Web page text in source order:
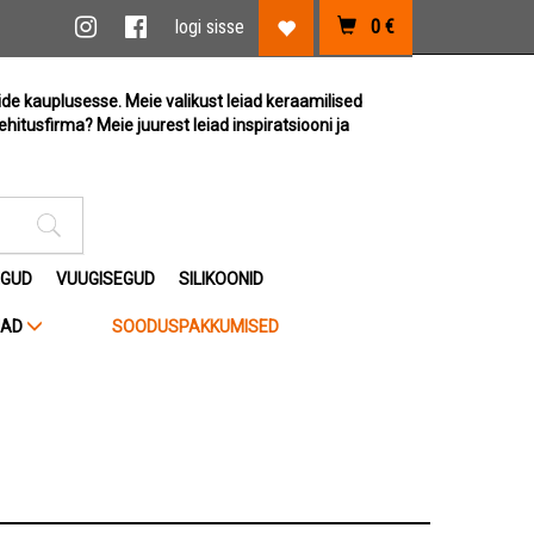
0 €
Lemmikute link
logi sisse
Facebook link
Instagram link
kauplusesse. Meie valikust leiad keraamilised
Meie juurest leiad inspiratsiooni ja
VUUGISEGUD SILIKOONID
SOODUSPAKKUMISED